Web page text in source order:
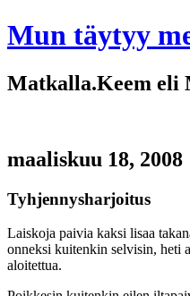
Mun täytyy
Matkalla.Keem eli
maaliskuu 18, 2008
Tyhjennysharjoitus
Laiskoja paivia kaksi lisaa
onneksi kuitenkin selvisin, heti
aloitettua.